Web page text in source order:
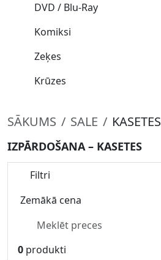
DVD / Blu-Ray
Komiksi
Zeķes
Krūzes
SĀKUMS SALE KASETES
IZPĀRDOŠANA – KASETES
0 produkti
Filtri